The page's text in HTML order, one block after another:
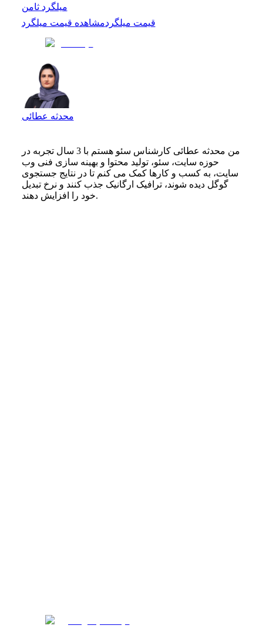
میلگرد ثامن
قیمت میلگردمشاهده قیمت میلگرد
محدثه عطائی
من محدثه عطائی کارشناس سئو هستم با 3 سال تجربه در
حوزه سایت، سئو، تولید محتوا و بهینه سازی فنی وب
سایت، به کسب و کارها کمک می کنم تا در نتایج جستجوی
گوگل دیده شوند، ترافیک ارگانیک جذب کنند و نرخ تبدیل
خود را افزایش دهند.